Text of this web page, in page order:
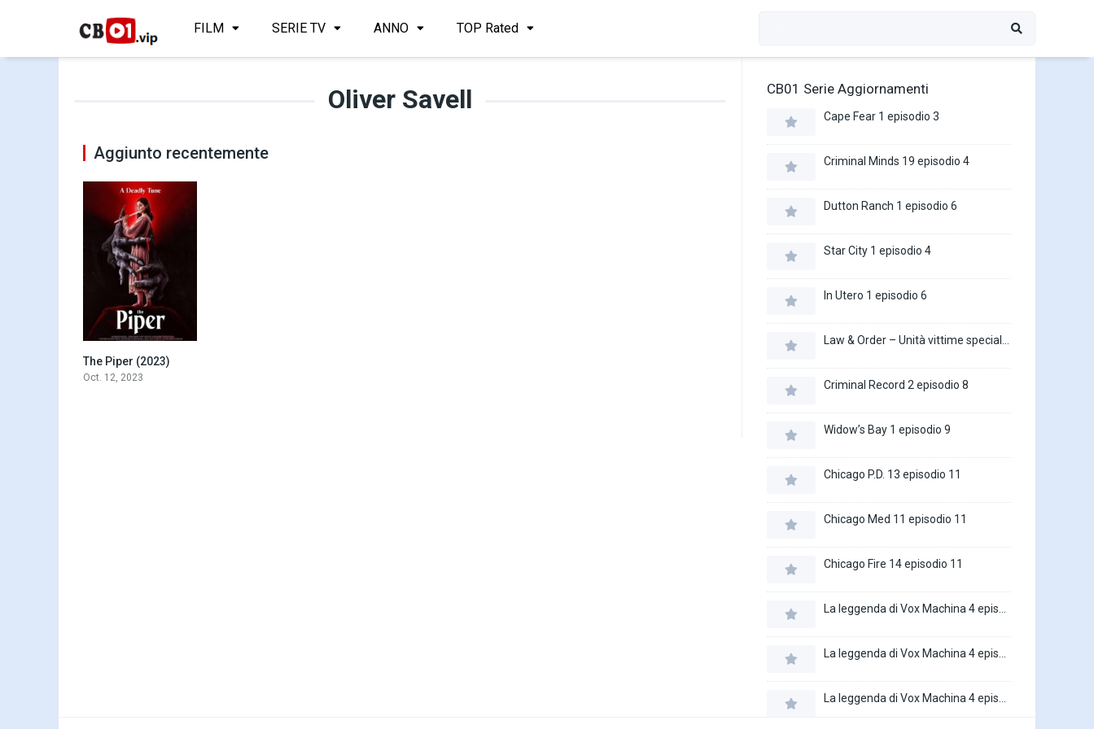
FILM SERIE TV ANNO TOP Rated
Oliver Savell
Aggiunto recentemente
The Piper (2023)
Oct. 12, 2023
CB01 Serie Aggiornamenti
Cape Fear 1 episodio 3
Criminal Minds 19 episodio 4
Dutton Ranch 1 episodio 6
Star City 1 episodio 4
In Utero 1 episodio 6
Criminal Record 2 episodio 8
Widow’s Bay 1 episodio 9
Chicago P.D. 13 episodio 11
Chicago Med 11 episodio 11
Chicago Fire 14 episodio 11